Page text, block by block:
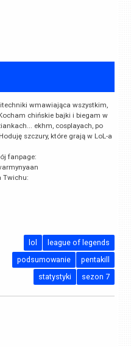
wmawiająca wszystkim,
chińskie bajki i biegam w
ekhm, cosplayach, po
szczury, które grają w LoL-a
fanpage:
Twichu:
league of legends
lol
pentakill
podsumowanie
sezon 7
statystyki